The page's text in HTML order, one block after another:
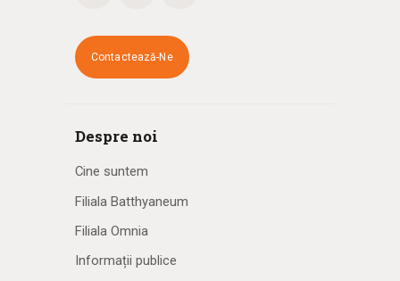
Contactează-Ne
Despre noi
Cine suntem
Filiala Batthyaneum
Filiala Omnia
Informații publice